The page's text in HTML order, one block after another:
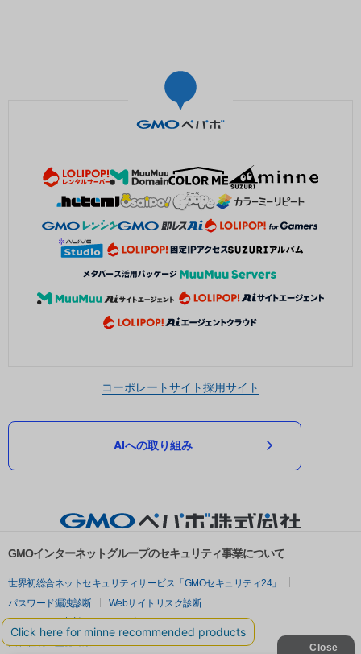
コーポレートサイト採用サイト
AIへの取り組み
GMOインターネットグループのセキュリティ事業について
世界初総合ネットセキュリティサービス「GMOセキュリティ24」
パスワード漏洩診断
Webサイトリスク診断
セキュリティ相談AIチャットボット
実在証明・盗聴対策